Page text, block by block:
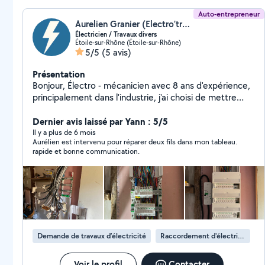
Auto-entrepreneur
Aurelien Granier (Electro’travaux)
Électricien / Travaux divers
Étoile-sur-Rhône (Étoile-sur-Rhône)
5/5 (5 avis)
Présentation
Bonjour, Électro - mécanicien avec 8 ans d'expérience,
principalement dans l'industrie, j'ai choisi de mettre
ma micro entreprise. Rigoureux, réactif et passionné
par mon métier, je réalise une large gamme de travaux
électriques, dépannage, rénovations complètes, mise
aux normes, installation d'éclairages, de prises
électriques, ainsi que la gestion de tout autre besoin
électrique. En complément de mes compétences en
électricité, je propose également une gamme de
services pour des travaux divers tels que le montage
de meubles/cuisine, réparations, installation
d'équipements, ainsi que de la démolitions et
évacuations de gravats. Mon objectif est de vous offrir
un travail soigné, fiable et sécurisé, en respectant
Dernier avis laissé par Yann : 5/5
Il y a plus de 6 mois
Aurélien est intervenu pour réparer deux fils dans mon tableau.
rapide et bonne communication.
Demande de travaux d’électricité Raccordement d'électricité